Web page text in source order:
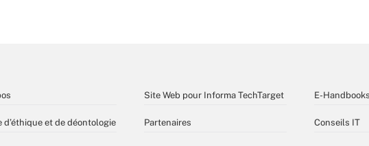
d’éthique et de déontologie
Site Web pour Informa TechTarget
Partenaires
E-
Conseils IT